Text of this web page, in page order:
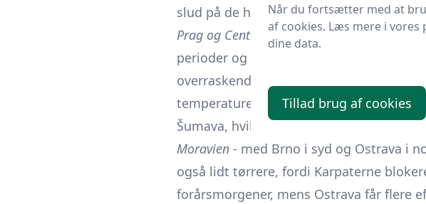
slud på de højeste toppe.
Prag og Centrale Bøhmenhar ofte det
perioder og flere solskinstimer end
overraskende kølige om morgenen, så
temperaturerne næsten identiske, men
Šumava, hvilket især kan give fugtige
Moravien - med Brno i syd og Ostrava i
også lidt tørrere, fordi Karpaterne
forårsmorgener, mens Ostrava får flere
Når du fortsætter med at
af cookies. Læs mere i
dine data.
Tillad brug af cookies